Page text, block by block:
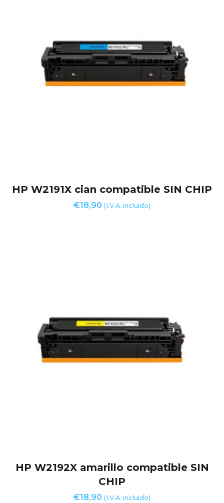
HP W2191X cian compatible SIN CHIP
€18,90 (I.V.A. incluido)
HP W2192X amarillo compatible SIN
CHIP
€18,90 (I.V.A. incluido)